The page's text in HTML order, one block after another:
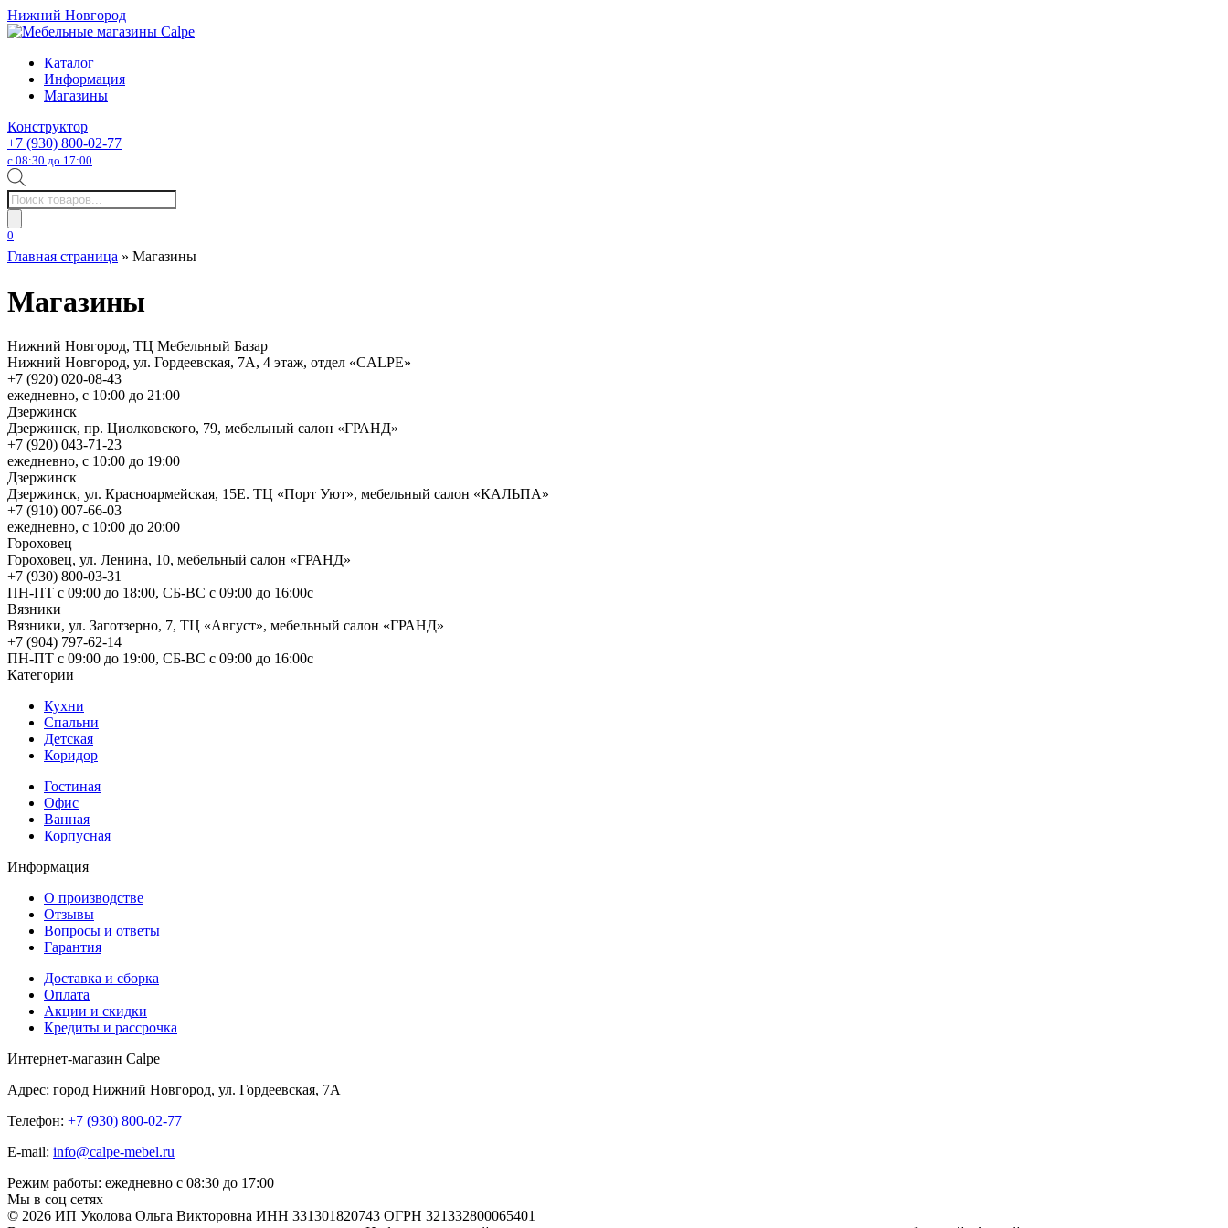
Нижний Новгород
Каталог
Информация
Магазины
Конструктор
+7 (930) 800-02-77
с 08:30 до 17:00
Поиск
товаров
0
Главная страница » Магазины
Магазины
Нижний Новгород, ТЦ Мебельный Базар
Нижний Новгород, ул. Гордеевская, 7А, 4 этаж, отдел «CALPE»
+7 (920) 020-08-43
ежедневно, с 10:00 до 21:00
Дзержинск
Дзержинск, пр. Циолковского, 79, мебельный салон «ГРАНД»
+7 (920) 043-71-23
ежедневно, с 10:00 до 19:00
Дзержинск
Дзержинск, ул. Красноармейская, 15Е. ТЦ «Порт Уют», мебельный салон «КАЛЬПА»
+7 (910) 007-66-03
ежедневно, с 10:00 до 20:00
Гороховец
Гороховец, ул. Ленина, 10, мебельный салон «ГРАНД»
+7 (930) 800-03-31
ПН-ПТ с 09:00 до 18:00, СБ-ВС с 09:00 до 16:00с
Вязники
Вязники, ул. Заготзерно, 7, ТЦ «Август», мебельный салон «ГРАНД»
+7 (904) 797-62-14
ПН-ПТ с 09:00 до 19:00, СБ-ВС с 09:00 до 16:00с
Категории
Кухни
Спальни
Детская
Коридор
Гостиная
Офис
Ванная
Корпусная
Информация
О производстве
Отзывы
Вопросы и ответы
Гарантия
Доставка и сборка
Оплата
Акции и скидки
Кредиты и рассрочка
Интернет-магазин Calpe
Адрес: город Нижний Новгород, ул. Гордеевская, 7А
Телефон: +7 (930) 800-02-77
E-mail: info@calpe-mebel.ru
Режим работы: ежедневно с 08:30 до 17:00
Мы в соц сетях
© 2026 ИП Уколова Ольга Викторовна ИНН 331301820743 ОГРН 321332800065401